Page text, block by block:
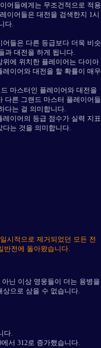
어들에게는 무조건적으로 적용
이어들은 대전을 검색한지 1시
다.
들은 다른 등급보다 더욱 비슷
과 대전을 하게 됩니다.
위에 위치한 플레이어는 다이아
이어와 대전을 할 확률이 매우
마스터인 플레이어와 대전을
다른 그랜드 마스터 플레이어들
다는 걸 의미합니다.
레이어의 등급 점수가 실력 지표
는 것을 의미합니다.
시적으로 제거되었던 모든 전
반전에 돌아왔습니다.
닌 이상 영웅들이 더는 용병을
상으로 삼을 수 없습니다.
다.
서 312로 증가했습니다.